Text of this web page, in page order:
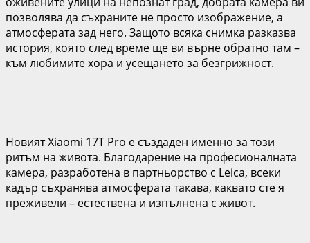
позволява да съхраните не просто изображение, а
атмосферата зад него. Защото всяка снимка разказва
история, която след време ще ви върне обратно там –
към любимите хора и усещането за безгрижност.
Новият Xiaomi 17T Pro е създаден именно за този
ритъм на живота. Благодарение на професионалната
камера, разработена в партньорство с Leica, всеки
кадър съхранява атмосферата такава, каквато сте я
преживели – естествена и изпълнена с живот.